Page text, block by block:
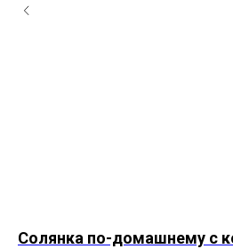
Солянка по-домашнему с